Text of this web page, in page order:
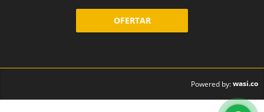
OFERTAR
Powered by:wasi.co